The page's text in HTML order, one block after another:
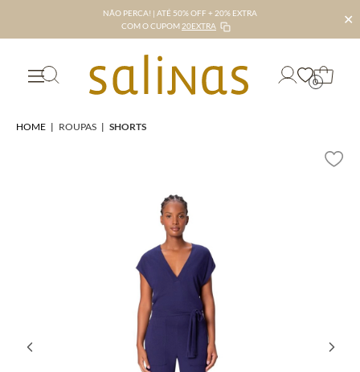
NÃO PERCA! | ATÉ 50% OFF + 20% EXTRA
COM O CUPOM 20EXTRA ✕
0
HOME | ROUPAS | SHORTS